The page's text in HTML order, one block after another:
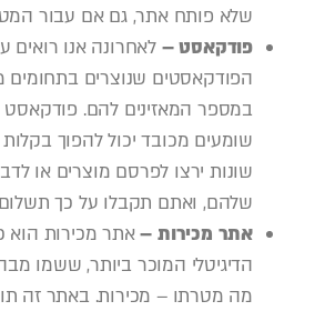
שלא פותח אתר, גם אם עבור
פודקאסט – לאחרונה אנו רואים
הפודקאסטים שנוצרים בתחומים
במספר המאזינים להם. פודקאסט
שומעים מכובד יכול להפוך
שונות ירצו לפרסם מוצרים או
שלהם, ואתם תקבלו על כך
אתר מכירות –אתר מכירות הוא
הדיגיטלי המוכר ביותר, ששמו
מה מטרתו – מכירות. באתר זה